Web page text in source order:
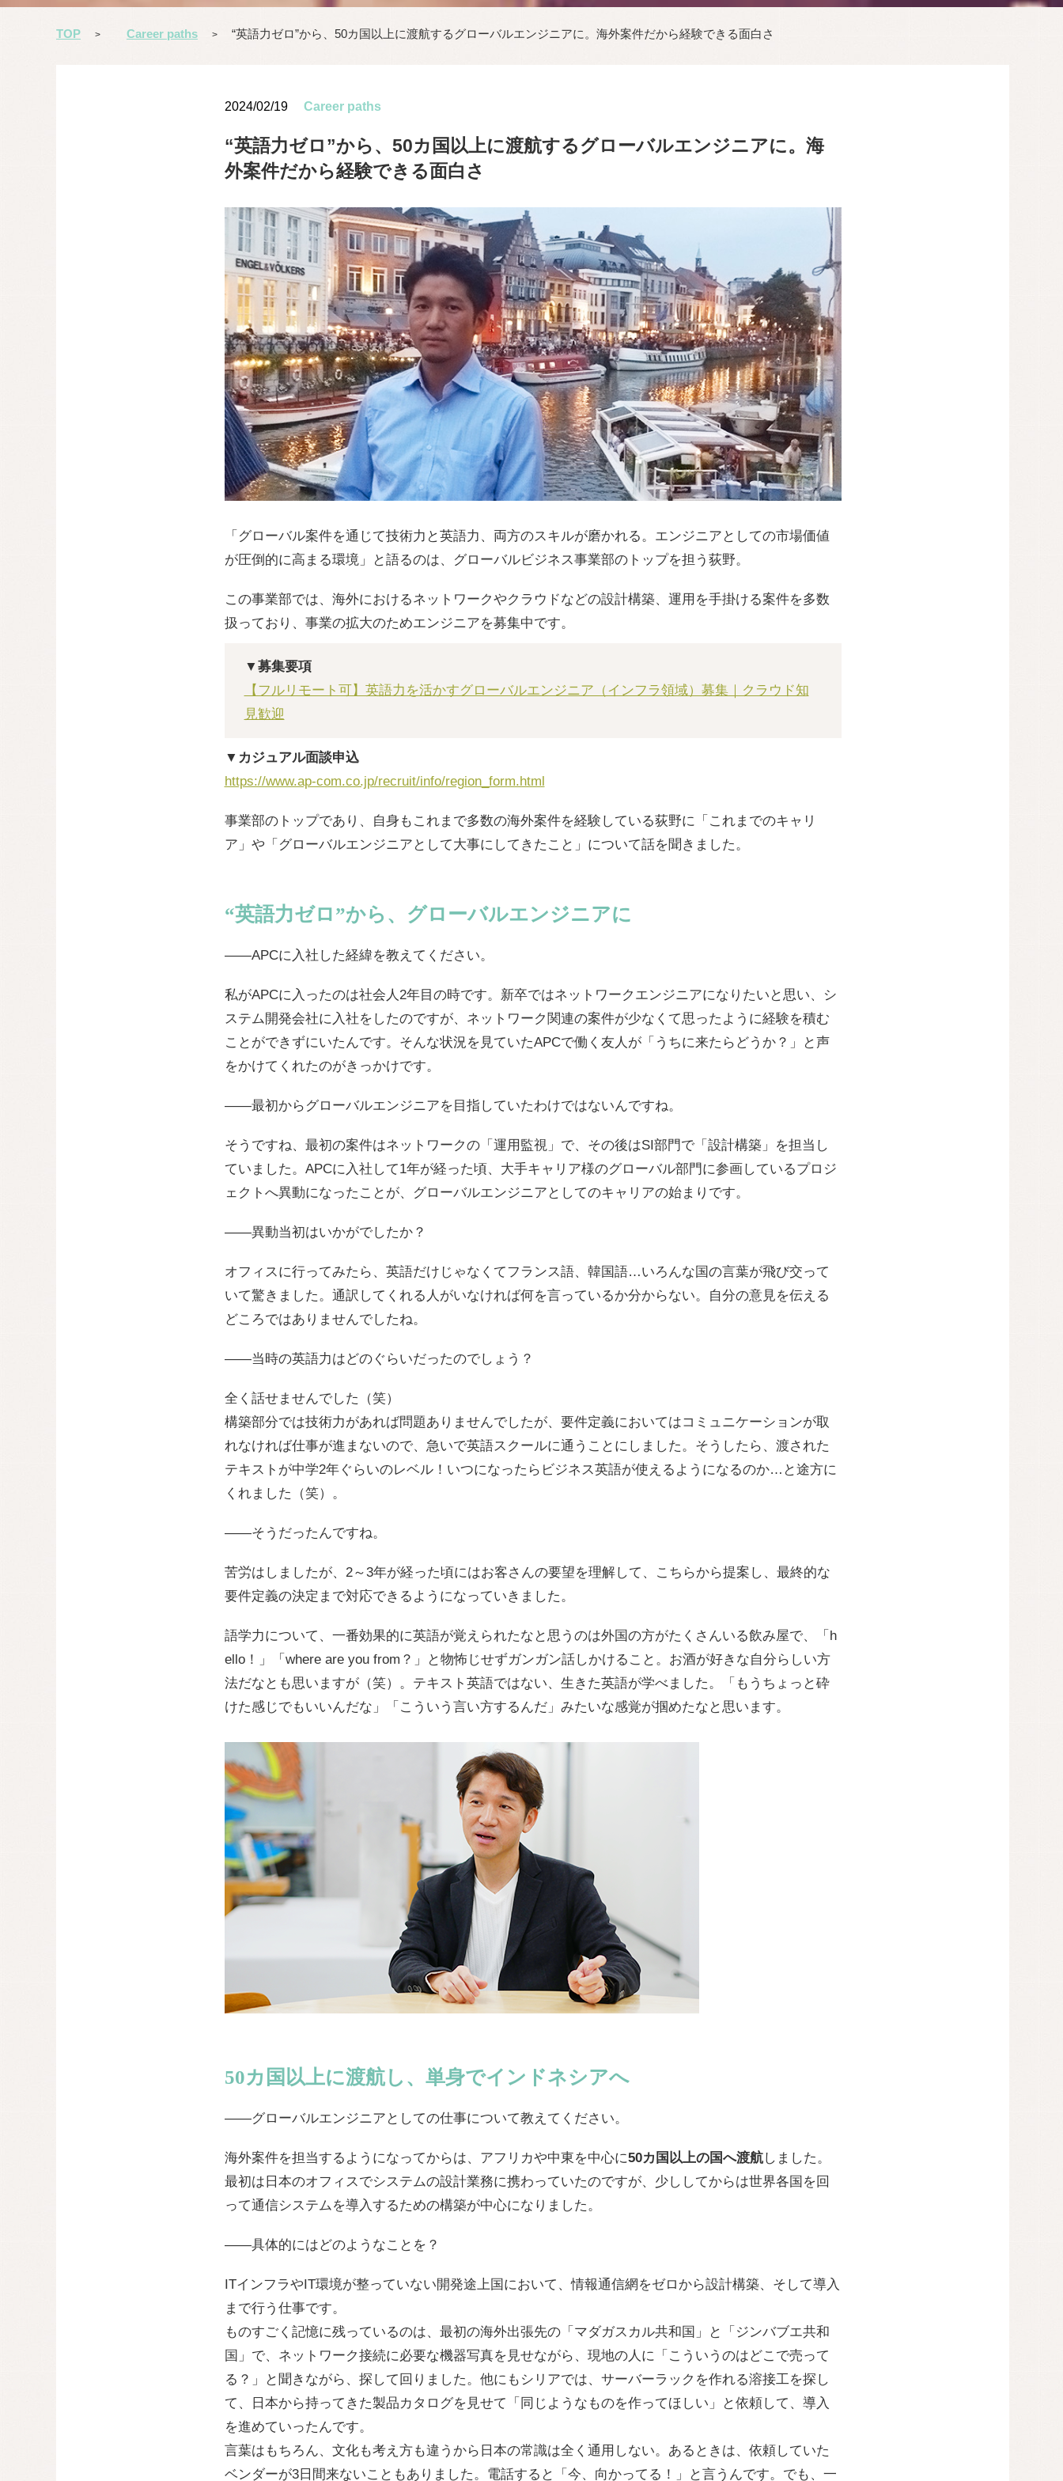
TOP > Career paths > “英語力ゼロ”から、50カ国以上に渡航するグローバルエンジニアに。海外案件だから経験できる面白さ
2024/02/19 Career paths
“英語力ゼロ”から、50カ国以上に渡航するグローバルエンジニアに。海
外案件だから経験できる面白さ
「グローバル案件を通じて技術力と英語力、両方のスキルが磨かれる。エンジニアとしての市場価値
が圧倒的に高まる環境」と語るのは、グローバルビジネス事業部のトップを担う荻野。
この事業部では、海外におけるネットワークやクラウドなどの設計構築、運用を手掛ける案件を多数
扱っており、事業の拡大のためエンジニアを募集中です。
▼募集要項
【フルリモート可】英語力を活かすグローバルエンジニア（インフラ領域）募集｜クラウド知
見歓迎
▼カジュアル面談申込
https://www.ap-com.co.jp/recruit/info/region_form.html
事業部のトップであり、自身もこれまで多数の海外案件を経験している荻野に「これまでのキャリ
ア」や「グローバルエンジニアとして大事にしてきたこと」について話を聞きました。
“英語力ゼロ”から、グローバルエンジニアに
——APCに入社した経緯を教えてください。
私がAPCに入ったのは社会人2年目の時です。新卒ではネットワークエンジニアになりたいと思い、シ
ステム開発会社に入社をしたのですが、ネットワーク関連の案件が少なくて思ったように経験を積む
ことができずにいたんです。そんな状況を見ていたAPCで働く友人が「うちに来たらどうか？」と声
をかけてくれたのがきっかけです。
——最初からグローバルエンジニアを目指していたわけではないんですね。
そうですね、最初の案件はネットワークの「運用監視」で、その後はSI部門で「設計構築」を担当し
ていました。APCに入社して1年が経った頃、大手キャリア様のグローバル部門に参画しているプロジ
ェクトへ異動になったことが、グローバルエンジニアとしてのキャリアの始まりです。
——異動当初はいかがでしたか？
オフィスに行ってみたら、英語だけじゃなくてフランス語、韓国語…いろんな国の言葉が飛び交って
いて驚きました。通訳してくれる人がいなければ何を言っているか分からない。自分の意見を伝える
どころではありませんでしたね。
——当時の英語力はどのぐらいだったのでしょう？
全く話せませんでした（笑）
構築部分では技術力があれば問題ありませんでしたが、要件定義においてはコミュニケーションが取
れなければ仕事が進まないので、急いで英語スクールに通うことにしました。そうしたら、渡された
テキストが中学2年ぐらいのレベル！いつになったらビジネス英語が使えるようになるのか…と途方に
くれました（笑）。
——そうだったんですね。
苦労はしましたが、2～3年が経った頃にはお客さんの要望を理解して、こちらから提案し、最終的な
要件定義の決定まで対応できるようになっていきました。
語学力について、一番効果的に英語が覚えられたなと思うのは外国の方がたくさんいる飲み屋で、「h
ello！」「where are you from？」と物怖じせずガンガン話しかけること。お酒が好きな自分らしい方
法だなとも思いますが（笑）。テキスト英語ではない、生きた英語が学べました。「もうちょっと砕
けた感じでもいいんだな」「こういう言い方するんだ」みたいな感覚が掴めたなと思います。
50カ国以上に渡航し、単身でインドネシアへ
——グローバルエンジニアとしての仕事について教えてください。
海外案件を担当するようになってからは、アフリカや中東を中心に50カ国以上の国へ渡航しました。
最初は日本のオフィスでシステムの設計業務に携わっていたのですが、少ししてからは世界各国を回
って通信システムを導入するための構築が中心になりました。
——具体的にはどのようなことを？
ITインフラやIT環境が整っていない開発途上国において、情報通信網をゼロから設計構築、そして導入
まで行う仕事です。
ものすごく記憶に残っているのは、最初の海外出張先の「マダガスカル共和国」と「ジンバブエ共和
国」で、ネットワーク接続に必要な機器写真を見せながら、現地の人に「こういうのはどこで売って
る？」と聞きながら、探して回りました。他にもシリアでは、サーバーラックを作れる溶接工を探し
て、日本から持ってきた製品カタログを見せて「同じようなものを作ってほしい」と依頼して、導入
を進めていったんです。
言葉はもちろん、文化も考え方も違うから日本の常識は全く通用しない。あるときは、依頼していた
ベンダーが3日間来ないこともありました。電話すると「今、向かってる！」と言うんです。でも、一